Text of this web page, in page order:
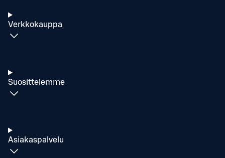
Verkkokauppa
Suosittelemme
Asiakaspalvelu